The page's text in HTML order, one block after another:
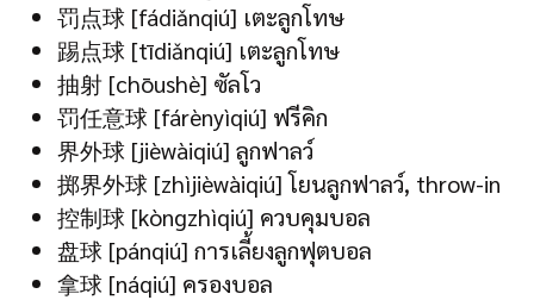
罚点球 [fádiǎnqiú] เตะลูกโทษ
踢点球 [tīdiǎnqiú] เตะลูกโทษ
抽射 [chōushè] ซัลโว
罚任意球 [fárènyìqiú] ฟรีคิก
界外球 [jièwàiqiú] ลูกฟาลว์
掷界外球 [zhìjièwàiqiú] โยนลูกฟาลว์, throw-in
控制球 [kòngzhìqiú] ควบคุมบอล
盘球 [pánqiú] การเลี้ยงลูกฟุตบอล
拿球 [náqiú] ครองบอล